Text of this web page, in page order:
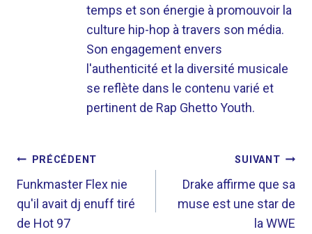
temps et son énergie à promouvoir la
culture hip-hop à travers son média.
Son engagement envers
l'authenticité et la diversité musicale
se reflète dans le contenu varié et
pertinent de Rap Ghetto Youth.
NAVIGATION
DE
L’ARTICLE
PRÉCÉDENT
Funkmaster Flex nie
qu'il avait dj enuff tiré
de Hot 97
SUIVANT
Drake affirme que sa
muse est une star de
la WWE